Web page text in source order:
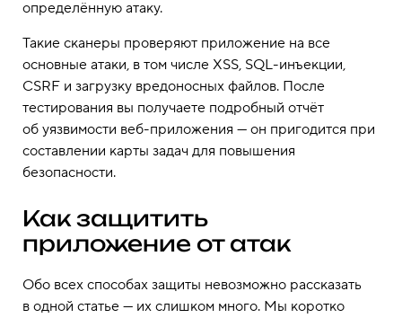
определённую атаку.
Такие сканеры проверяют приложение на все
основные атаки, в том числе XSS, SQL-инъекции,
CSRF и загрузку вредоносных файлов. После
тестирования вы получаете подробный отчёт
об уязвимости веб-приложения — он пригодится при
составлении карты задач для повышения
безопасности.
Как защитить
приложение от атак
Обо всех способах защиты невозможно рассказать
в одной статье — их слишком много. Мы коротко